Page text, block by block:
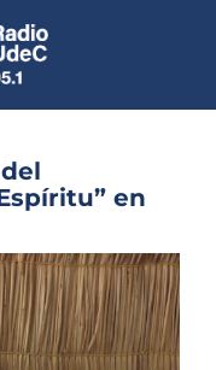
en vivo
en